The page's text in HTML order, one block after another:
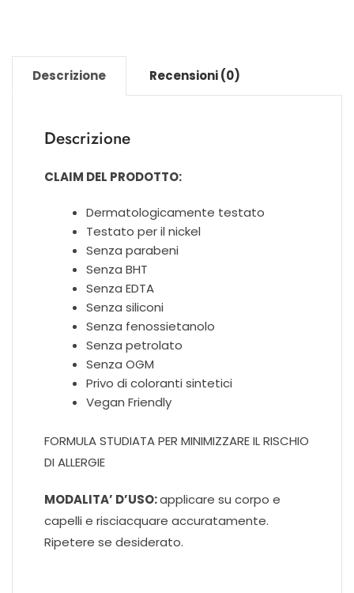
Descrizione Recensioni (0)
Descrizione
CLAIM DEL PRODOTTO:
Dermatologicamente testato
Testato per il nickel
Senza parabeni
Senza BHT
Senza EDTA
Senza siliconi
Senza fenossietanolo
Senza petrolato
Senza OGM
Privo di coloranti sintetici
Vegan Friendly
FORMULA STUDIATA PER MINIMIZZARE IL RISCHIO
DI ALLERGIE
MODALITA’ D’USO:applicare su corpo e
capelli e risciacquare accuratamente.
Ripetere se desiderato.